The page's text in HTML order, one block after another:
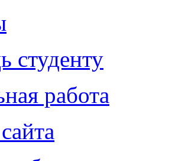
студенту
работа